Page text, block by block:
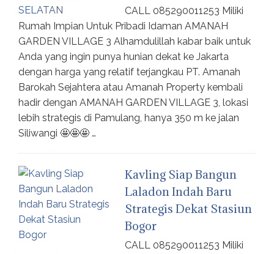
CALL 085290011253 Miliki
Rumah Impian Untuk Pribadi Idaman AMANAH
GARDEN VILLAGE 3 Alhamdulillah kabar baik untuk
Anda yang ingin punya hunian dekat ke Jakarta
dengan harga yang relatif terjangkau PT. Amanah
Barokah Sejahtera atau Amanah Property kembali
hadir dengan AMANAH GARDEN VILLAGE 3, lokasi
lebih strategis di Pamulang, hanya 350 m ke jalan
Siliwangi 🤩🤩🤩 …
Kavling Siap Bangun
Laladon Indah Baru
Strategis Dekat Stasiun
Bogor
CALL 085290011253 Miliki